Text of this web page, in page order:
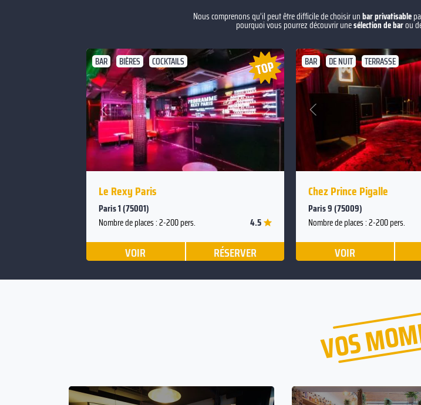
Nous comprenons qu’il peut être difficile de choisir unbar privatisable
pourquoi vous pourrez découvrir unesélection de barou
BAR BIÈRES COCKTAILS
Précédent
Suivant
Le Rexy Paris
Paris 1 (75001)
Nombre de places : 2-200 pers. 4.5
VOIR RÉSERVER
BAR DE NUIT TERRASSE
Précédent
Chez Prince Pigalle
Paris 9 (75009)
Nombre de places : 2-200 pers.
VOIR
VOS